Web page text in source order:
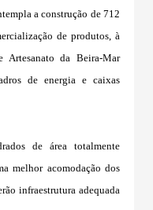
a construção de 712
de produtos, à
Artesanato da Beira-Mar
de energia e caixas
de área totalmente
melhor acomodação dos
infraestrutura adequada